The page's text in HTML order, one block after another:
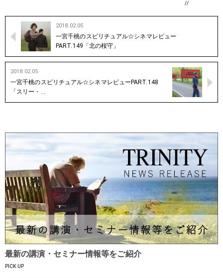
//
2018.02.05
一宮千桃のスピリチュアル☆シネマレビュー
PART.149「北の桜守」
2018.02.05
一宮千桃のスピリチュアル☆シネマレビューPART.148
「スリー・…
最新の講演・セミナー情報等をご紹介
PICK UP